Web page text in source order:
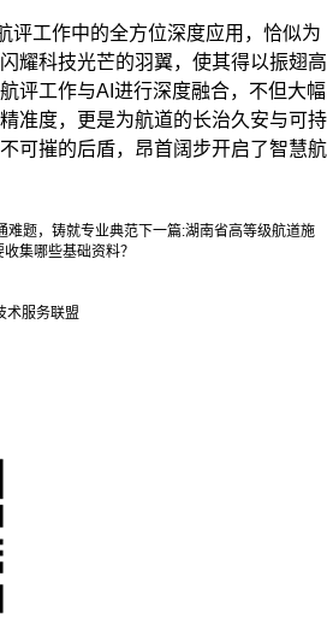
评工作中的全方位深度应用，恰似为
耀科技光芒的羽翼，使其得以振翅高
评工作与AI进行深度融合，不但大幅
准度，更是为航道的长治久安与可持
可摧的后盾，昂首阔步开启了智慧航
难题，铸就专业典范 下一篇:湖南省高等级航道施
集哪些基础资料？
术服务联盟